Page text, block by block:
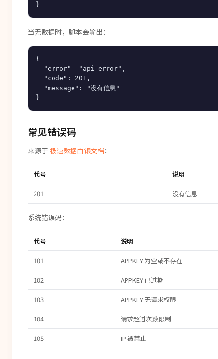
当无数据时，脚本会输出：
{
  "error": "api_error",
  "code": 201,
  "message": "没有信息"
常见错误码
来源于极速数据白银文档：
代号 说明
201 没有信息
系统错误码：
代号 说明
101 APPKEY 为空或不存在
102 APPKEY 已过期
103 APPKEY 无请求权限
104 请求超过次数限制
105 IP 被禁止